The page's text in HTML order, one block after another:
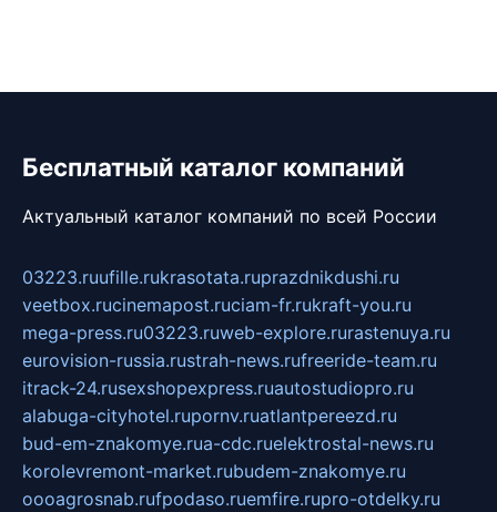
Бесплатный каталог компаний
Актуальный каталог компаний по всей России
03223.ruufille.rukrasotata.ruprazdnikdushi.ru
veetbox.rucinemapost.ruciam-fr.rukraft-you.ru
mega-press.ru03223.ruweb-explore.rurastenuya.ru
eurovision-russia.rustrah-news.rufreeride-team.ru
itrack-24.rusexshopexpress.ruautostudiopro.ru
alabuga-cityhotel.rupornv.ruatlantpereezd.ru
bud-em-znakomye.rua-cdc.ruelektrostal-news.ru
korolevremont-market.rubudem-znakomye.ru
oooagrosnab.rufpodaso.ruemfire.rupro-otdelky.ru